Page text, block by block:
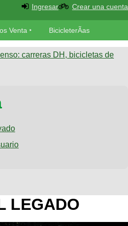
Ingresar Crear una cuenta
Venta BicicleterÃ­as
carreras DH, bicicletas de
LEGADO